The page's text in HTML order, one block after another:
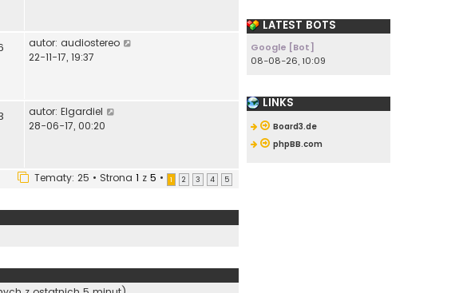
po
p
o
t
n
o
z
s
autor: audiostereo
a
o
w
y
p
22-11-17, 19:37
autor: Elgardiel
e
l
n
n
o
28-06-17, 00:20
Tematy: 25 • Strona 1 z 5 • 1 2 3 4 5
LATEST BOTS
Google [Bot]
08-08-26, 10:09
LINKS
Board3.de
phpBB.com